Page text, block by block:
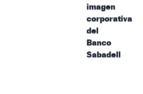
imagen
corporativa
del
Banco
Sabadell